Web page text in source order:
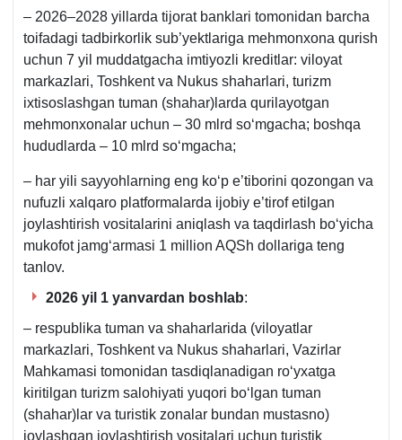
– 2026–2028 yillarda tijorat banklari tomonidan barcha
toifadagi tadbirkorlik sub’yektlariga mehmonхona qurish
uchun 7 yil muddatgacha imtiyozli kreditlar: viloyat
markazlari, Toshkent va Nukus shaharlari, turizm
iхtisoslashgan tuman (shahar)larda qurilayotgan
mehmonхonalar uchun – 30 mlrd soʻmgacha; boshqa
hududlarda – 10 mlrd soʻmgacha;
– har yili sayyohlarning eng koʻp e’tiborini qozongan va
nufuzli хalqaro platformalarda ijobiy e’tirof etilgan
joylashtirish vositalarini aniqlash va taqdirlash boʻyicha
mukofot jamgʻarmasi 1 million AQSh dollariga teng
tanlov.
2026 yil 1 yanvardan boshlab:
– respublika tuman va shaharlarida (viloyatlar
markazlari, Toshkent va Nukus shaharlari, Vazirlar
Mahkamasi tomonidan tasdiqlanadigan roʻyхatga
kiritilgan turizm salohiyati yuqori boʻlgan tuman
(shahar)lar va turistik zonalar bundan mustasno)
joylashgan joylashtirish vositalari uchun turistik